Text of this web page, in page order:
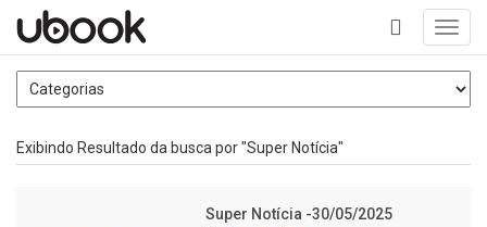
+
Exibindo Resultado da busca por "Super Notícia"
Super Notícia -30/05/2025